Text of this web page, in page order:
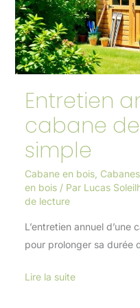
Entretien
cabane
simple
Cabane en bois,
en bois/ Par Lucas
de lecture
L’entretien annuel
pour prolonger sa durée
de
jardin
:
guide
Lire la suite